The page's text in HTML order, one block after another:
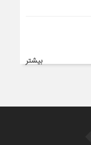
بیشتر